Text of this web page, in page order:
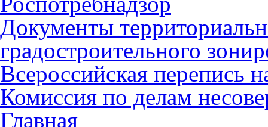
Документы
градостроительного
Всероссийская перепись
Комиссия по делам
Главная